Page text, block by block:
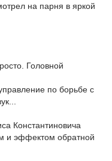
на парня в яркой
Головной
по борьбе с
Константиновича
и эффектом обратной